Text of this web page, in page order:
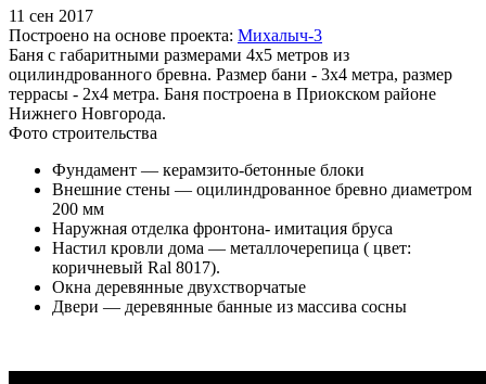
11 сен 2017
Построено на основе проекта: Михалыч-3
Баня с габаритными размерами 4х5 метров из
оцилиндрованного бревна. Размер бани - 3х4 метра, размер
террасы - 2х4 метра. Баня построена в Приокском районе
Нижнего Новгорода.
Фото строительства
Фундамент — керамзито-бетонные блоки
Внешние стены — оцилиндрованное бревно диаметром
200 мм
Наружная отделка фронтона- имитация бруса
Настил кровли дома — металлочерепица ( цвет:
коричневый Ral 8017).
Окна деревянные двухстворчатые
Двери — деревянные банные из массива сосны